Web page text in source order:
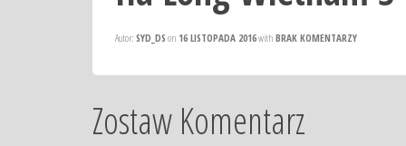
Autor: SYD_DS on 16 LISTOPADA 2016with BRAK KOMENTARZY
Zostaw Komentarz